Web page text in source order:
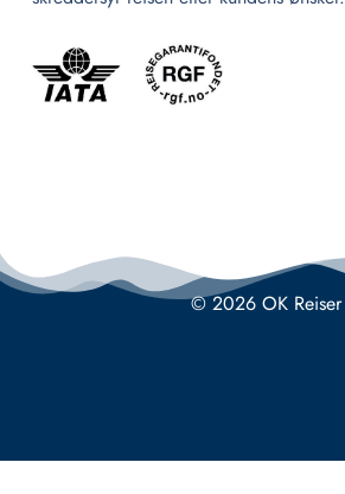
© 2026 OK Reiser